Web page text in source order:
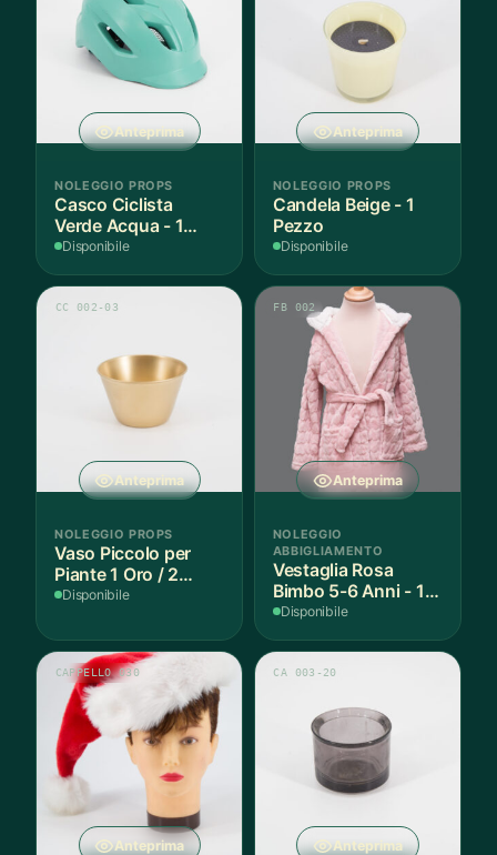
Anteprima
NOLEGGIO PROPS
Casco Ciclista
Verde Acqua - 1
Pezzo
Disponibile
Anteprima
NOLEGGIO PROPS
Candela Beige - 1
Pezzo
Disponibile
Anteprima
CC 002-03
NOLEGGIO PROPS
Vaso Piccolo per
Piante 1 Oro / 2
Argento - 3 Pezzi
Disponibile
Anteprima
FB 002
NOLEGGIO
ABBIGLIAMENTO
Vestaglia Rosa
Bimbo 5-6 Anni - 1
Pezzo
Disponibile
Anteprima
CAPPELLO 030
Anteprima
CA 003-20